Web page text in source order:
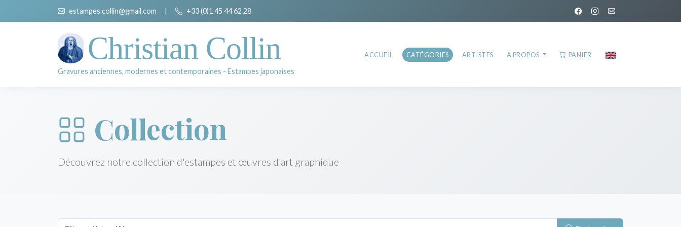
estampes.collin@gmail.com | +33 (0)1 45 44 62 28
Christian Collin
Gravures anciennes, modernes et contemporaines - Estampes japonaises
ACCUEIL CATÉGORIES ARTISTES A PROPOS PANIER
Collection
Découvrez notre collection d'estampes et œuvres d'art graphique